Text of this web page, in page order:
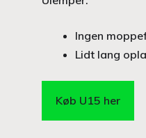
Ingen
Lidt lang
Køb U15 her